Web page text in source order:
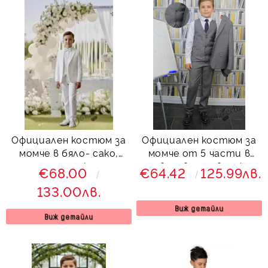
Официален костюм за
момче в бяло- сако,
панталон, елек, риза и
папийонка от
колекция Снежина
€68.00
133.00лв.
Виж детайли
Официален костюм за
момче от 5 части в
сиво с вратовръзка
Сивина
€64.42 125.99лв.
Виж детайли